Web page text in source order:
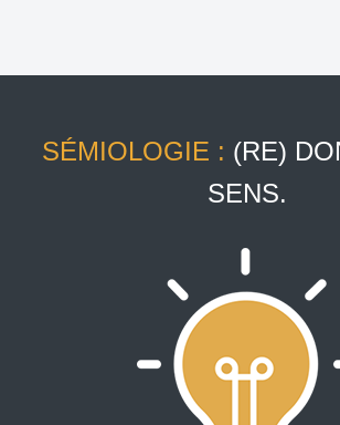
SÉMIOLOGIE : (RE)
SENS.